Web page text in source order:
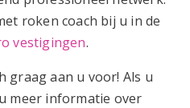
roken coach bij u in de
vestigingen.
graag aan u voor! Als u
meer informatie over